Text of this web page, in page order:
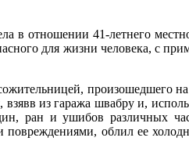
в отношении 41-летнего
для жизни человека, с
произошедшего
из гаража швабру и,
и ушибов различных
облил ее